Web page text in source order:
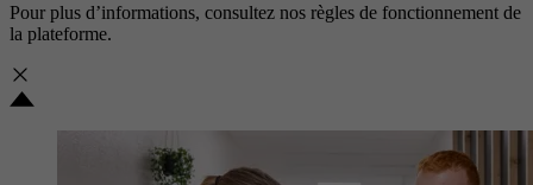
Pour plus d’informations, consultez nos règles de fonctionnement de
la plateforme.